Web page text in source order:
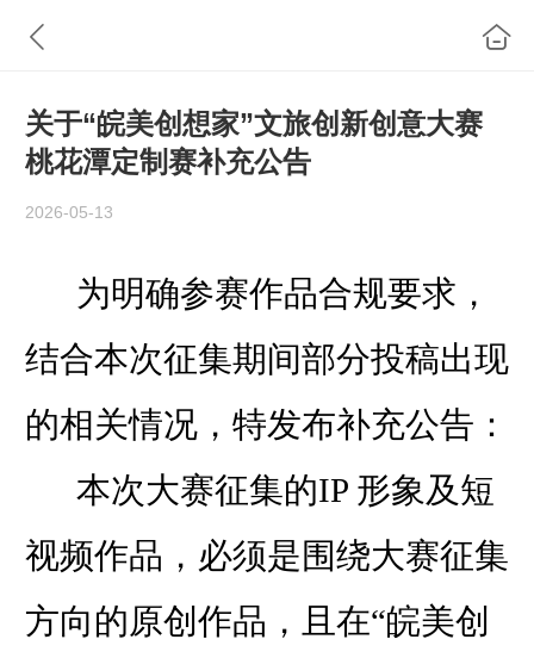
关于“皖美创想家”文旅创新创意大赛
桃花潭定制赛补充公告
2026-05-13
为明确参赛作品合规要求，
结合本次征集期间部分投稿出现
的相关情况，特发布补充公告：
本次大赛征集的IP 形象及短
视频作品，必须是围绕大赛征集
方向的原创作品，且在“皖美创